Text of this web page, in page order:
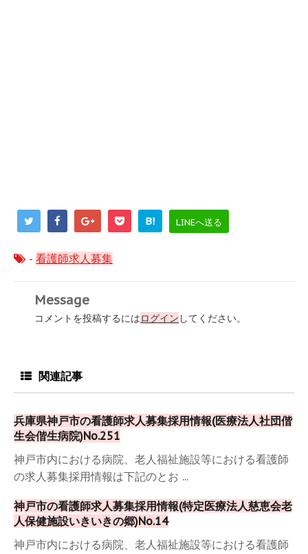
B! LINEへ送る
- 看護師求人募集
Message
コメントを投稿するにはログイン してください。
関連記事
兵庫県神戸市の看護師求人募集採用情報(医療法人社団偕
生会偕生病院)No.251
神戸市内における病院、老人福祉施設等における看護師
の求人募集採用情報は下記のとお ...
神戸市の看護師求人募集採用情報(特定医療法人慈恵会老
人保健施設いきいきの郷)No.14
神戸市内における病院、老人福祉施設等における看護師